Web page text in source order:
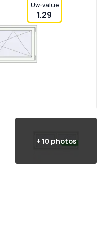
Uw-value
1.29
+ 10 photos